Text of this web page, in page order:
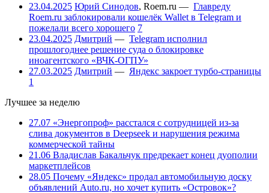
23.04.2025 Юрий Синодов, Roem.ru — Главреду
Roem.ru заблокировали кошелёк Wallet в Telegram и
пожелали всего хорошего 7
23.04.2025 Дмитрий — Telegram исполнил
прошлогоднее решение суда о блокировке
иноагентского «ВЧК-ОГПУ»
27.03.2025 Дмитрий — Яндекс закроет турбо-страницы
1
Лучшее за неделю
27.07 «Энергопроф» расстался с сотрудницей из-за
слива документов в Deepseek и нарушения режима
коммерческой тайны
21.06 Владислав Бакальчук предрекает конец дуополии
маркетплейсов
28.05 Почему «Яндекс» продал автомобильную доску
объявлений Auto.ru, но хочет купить «Островок»?